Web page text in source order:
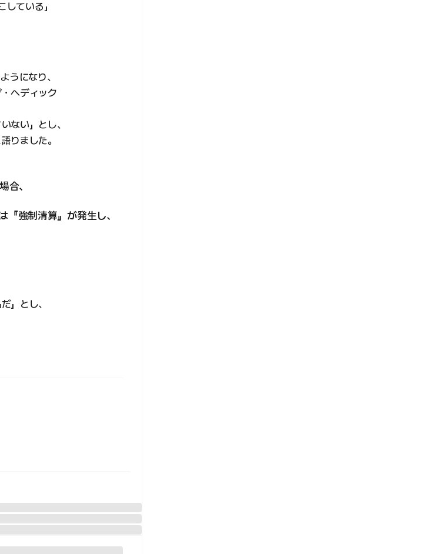
ている」
うになり、
ヘディック
ない」とし、
りました。
合、
強制清算』が発生し、
」とし、